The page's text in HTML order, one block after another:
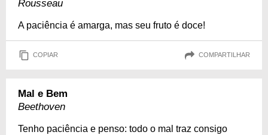
Rousseau
A paciência é amarga, mas seu fruto é doce!
COPIAR COMPARTILHAR
Mal e Bem
Beethoven
Tenho paciência e penso: todo o mal traz consigo